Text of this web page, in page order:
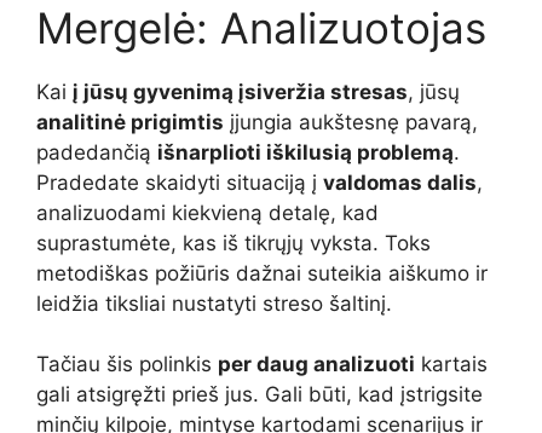
Mergelė: Analizuotojas
Kai į jūsų gyvenimą įsiveržia stresas, jūsų
analitinė prigimtis įjungia aukštesnę pavarą,
padedančią išnarplioti iškilusią problemą.
Pradedate skaidyti situaciją į valdomas dalis,
analizuodami kiekvieną detalę, kad
suprastumėte, kas iš tikrųjų vyksta. Toks
metodiškas požiūris dažnai suteikia aiškumo ir
leidžia tiksliai nustatyti streso šaltinį.
Tačiau šis polinkis per daug analizuoti kartais
gali atsigręžti prieš jus. Gali būti, kad įstrigsite
minčių kilpoje, mintyse kartodami scenarijus ir